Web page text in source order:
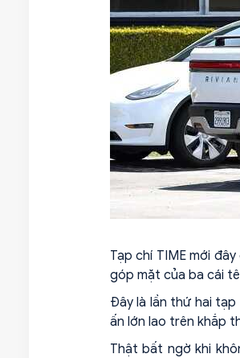
Tạp chí TIME mới
góp mặt của ba cái
Đây là lần thứ hai
ấn lớn lao trên khắp
Thật bất ngờ khi